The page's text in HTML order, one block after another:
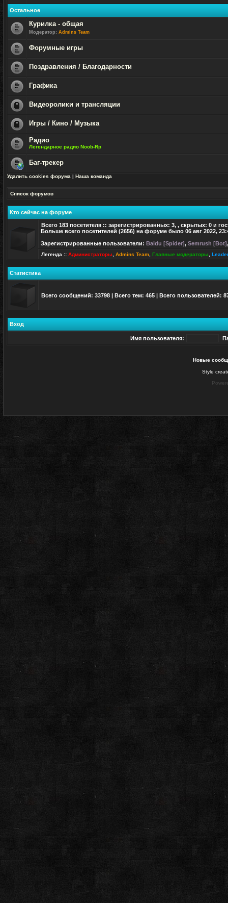
Нет
непрочитанных
Остальное
сообщений
Курилка - общая
Модератор: Admins Team
непрочитанных
сообщений
Форумные игры
непрочитанных
сообщений
Поздравления / Благодарности
непрочитанных
сообщений
Графика
закрыт
Видеоролики и трансляции
закрыт
Игры / Кино / Музыка
непрочитанных
сообщений
Радио
Легендарное радио Noob-Rp
непрочитанных
Баг-трекер
Удалить cookies форума | Наша команда
Список форумов
Кто сейчас на форуме
Всего 183 посетителя :: зарегистрированных: 3, , скрытых: 0 и
Больше всего посетителей (2656) на форуме было 06 авг 2022,
Зарегистрированные пользователи: Baidu [Spider], Semrush [Bot]
Легенда :: Администраторы Admins Team Главные модераторы
Статистика
Всего сообщений: 33798 | Всего тем: 465 | Всего пользователей:
Вход
Имя пользователя:
Новые
Style